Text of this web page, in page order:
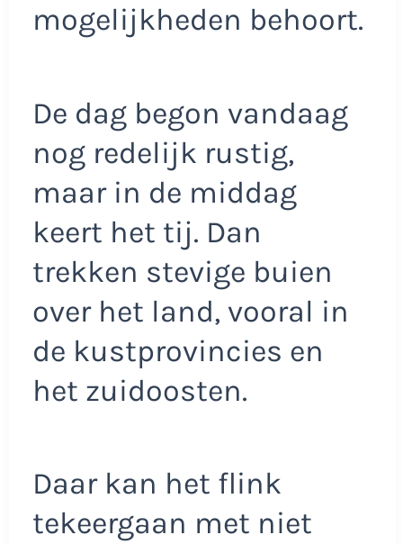
mogelijkheden behoort.
De dag begon vandaag
nog redelijk rustig,
maar in de middag
keert het tij. Dan
trekken stevige buien
over het land, vooral in
de kustprovincies en
het zuidoosten.
Daar kan het flink
tekeergaan met niet